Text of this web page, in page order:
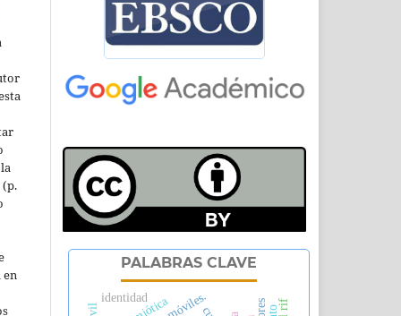
PALABRAS CLAVE
identidad